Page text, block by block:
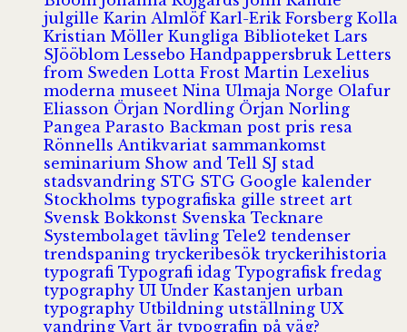
julgille Karin Almlöf Karl-Erik Forsberg Kolla
Kristian Möller Kungliga Biblioteket Lars
SJööblom Lessebo Handpappersbruk Letters
from Sweden Lotta Frost Martin Lexelius
moderna museet Nina Ulmaja Norge Olafur
Eliasson Örjan Nordling Örjan Norling
Pangea Parasto Backman post pris resa
Rönnells Antikvariat sammankomst
seminarium Show and Tell SJ stad
stadsvandring STG STG Google kalender
Stockholms typografiska gille street art
Svensk Bokkonst Svenska Tecknare
Systembolaget tävling Tele2 tendenser
trendspaning tryckeribesök tryckerihistoria
typografi Typografi idag Typografisk fredag
typography UI Under Kastanjen urban
typography Utbildning utställning UX
vandring Vart är typografin på väg?